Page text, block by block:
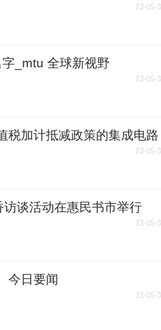
23-05-
_mtu 全球新视野
23-05-
税加计抵减政策的集成电路
求意见_快消息
23-05-
访谈活动在惠民书市举行
开河北人的智慧 每日观察
23-05-
今日要闻
23-05-